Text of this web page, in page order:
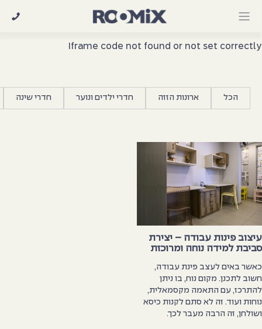
Iframe code not found or not set correctly
הכל ארונות הזזה חדרי ילדים ונוער חדרי שינה
עיצוב פינות עבודה – יצירת
סביבת למידה נוחה ומרוכזת
כאשר באים לעצב פינת עבודה,
חשוב לתכנן. מקום נוח, בו ניתן
להתרכז, עם התאמה מקסמאלית,
נוחות ועוד. זה לא סתם לקנות כיסא
ושולחן, זה הרבה מעבר לכך.